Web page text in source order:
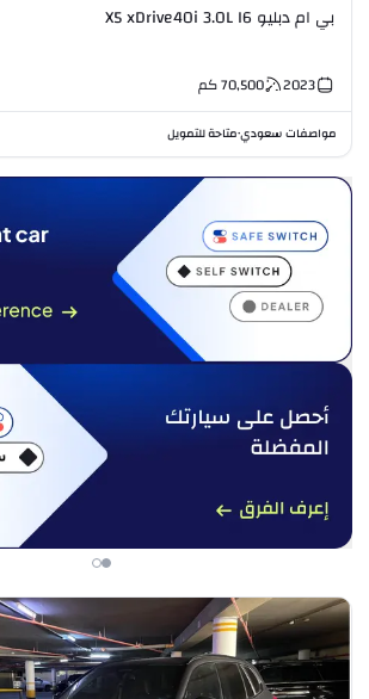
بي ام دبليو X5 xDrive40i 3.0L I6
2023
70,500كم
مواصفات سعودي•متاحة للتمويل